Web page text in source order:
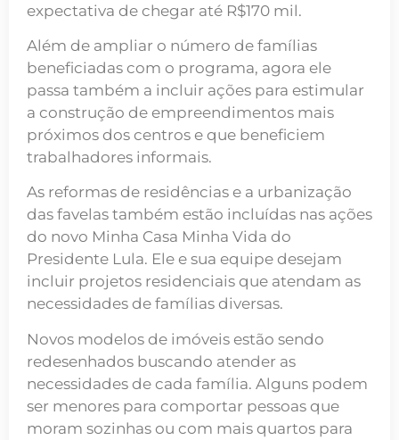
expectativa de chegar até R$170 mil.
Além de ampliar o número de famílias
beneficiadas com o programa, agora ele
passa também a incluir ações para estimular
a construção de empreendimentos mais
próximos dos centros e que beneficiem
trabalhadores informais.
As reformas de residências e a urbanização
das favelas também estão incluídas nas ações
do novo Minha Casa Minha Vida do
Presidente Lula. Ele e sua equipe desejam
incluir projetos residenciais que atendam as
necessidades de famílias diversas.
Novos modelos de imóveis estão sendo
redesenhados buscando atender as
necessidades de cada família. Alguns podem
ser menores para comportar pessoas que
moram sozinhas ou com mais quartos para